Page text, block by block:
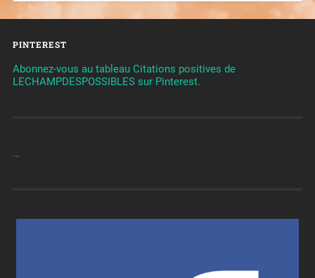
PINTEREST
Abonnez-vous au tableau Citations positives de
LECHAMPDESPOSSIBLES sur Pinterest.
…